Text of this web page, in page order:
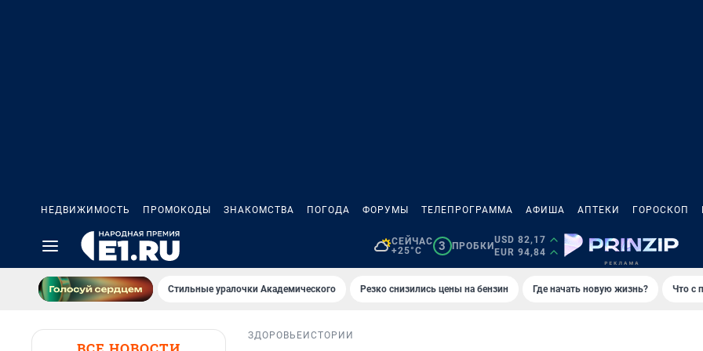
НЕДВИЖИМОСТЬ ПРОМОКОДЫ ЗНАКОМСТВА ПОГОДА ФОРУМЫ ТЕЛЕПРОГРАММА АФИША АПТЕКИ ГОРОСКОП
СЕЙЧАС
+25°C
3 ПРОБКИ
USD 82,17
EUR 94,84
Стильные уралочки Академического Резко снизились цены на бензин Где начать новую жизнь? Что с
ЗДОРОВЬЕ ИСТОРИИ